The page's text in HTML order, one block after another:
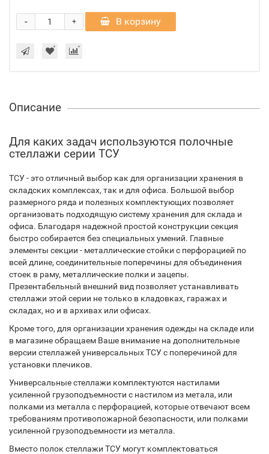
+
- В корзину
Описание
Для каких задач используются полочные
стеллажи серии ТСУ
ТСУ - это отличный выбор как для организации хранения в
складских комплексах, так и для офиса. Большой выбор
размерного ряда и полезных комплектующих позволяет
организовать подходящую систему хранения для склада и
офиса. Благодаря надежной простой конструкции секция
быстро собирается без специальных умений. Главные
элементы секции - металлические стойки с перфорацией по
всей длине, соединительные поперечины для объединения
стоек в раму, металлические полки и зацепы.
Презентабельный внешний вид позволяет устанавливать
стеллажи этой серии не только в кладовках, гаражах и
складах, но и в архивах или офисах.
Кроме того, для организации хранения одежды на складе или
в магазине обращаем Ваше внимание на дополнительные
версии стеллажей универсальных ТСУ с поперечиной для
установки плечиков.
Универсальные стеллажи комплектуются настилами
усиленной грузоподъемности с настилом из метала, или
полками из металла с перфорацией, которые отвечают всем
требованиям противопожарной безопасности, или полками
усиленной грузоподъемности из металла.
Вместо полок стеллажи ТСУ могут комплектоваться